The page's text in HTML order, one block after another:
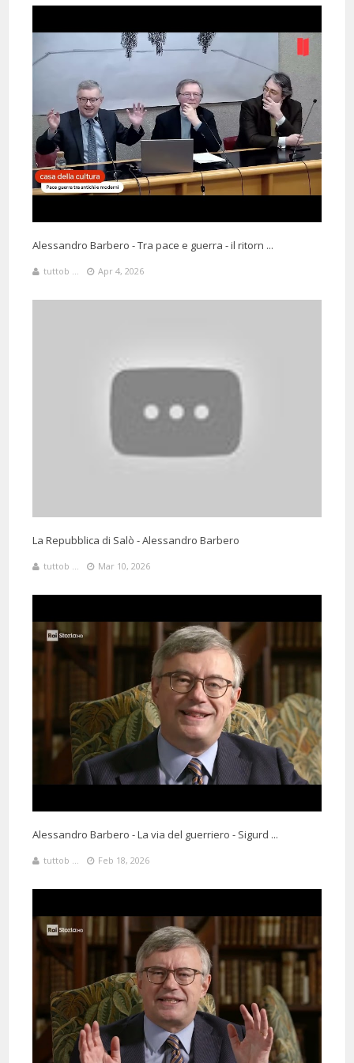
Alessandro Barbero - Tra pace e guerra - il ritorn ...
tuttob ... Apr 4, 2026
La Repubblica di Salò - Alessandro Barbero
tuttob ... Mar 10, 2026
Alessandro Barbero - La via del guerriero - Sigurd ...
tuttob ... Feb 18, 2026